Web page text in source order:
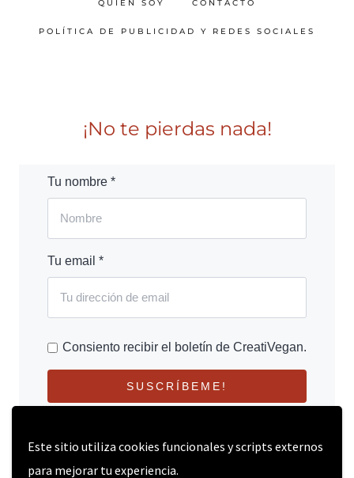
Este sitio utiliza cookies funcionales y scripts externos
para mejorar tu experiencia.
QUIÉN SOY CONTACTO
POLÍTICA DE PUBLICIDAD Y REDES SOCIALES
¡No te pierdas nada!
Tu nombre *
Tu email *
Consiento recibir el boletín de CreatiVegan.
SUSCRÍBEME!